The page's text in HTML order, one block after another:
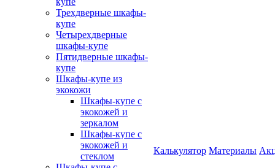
Трехдверные шкафы-
купе
Четырехдверные
шкафы-купе
Пятидверные шкафы-
купе
Шкафы-купе из
экокожи
Шкафы-купе с
экокожей и
зеркалом
Шкафы-купе с
экокожей и
стеклом
Калькулятор Материалы